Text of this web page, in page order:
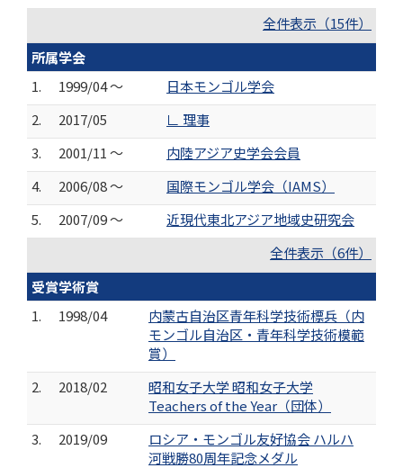
全件表示（15件）
所属学会
1.
1999/04 ～
日本モンゴル学会
2.
2017/05
∟ 理事
3.
2001/11 ～
内陸アジア史学会会員
4.
2006/08 ～
国際モンゴル学会（IAMS）
5.
2007/09 ～
近現代東北アジア地域史研究会
全件表示（6件）
受賞学術賞
1.
1998/04
内蒙古自治区青年科学技術標兵（内
モンゴル自治区・青年科学技術模範
賞）
2.
2018/02
昭和女子大学 昭和女子大学
Teachers of the Year（団体）
3.
2019/09
ロシア・モンゴル友好協会 ハルハ
河戦勝80周年記念メダル